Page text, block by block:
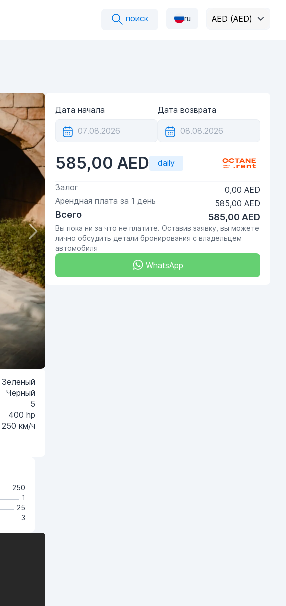
поиск ru AED (AED)
Зеленый
Черный
5
400 hp
250 км/ч
250
1
25
3
Дата начала Дата возврата
585,00 AED daily
Залог
0,00 AED
Арендная плата за 1 день 585,00 AED
Всего 585,00 AED
Вы пока ни за что не платите. Оставив заявку, вы можете
лично обсудить детали бронирования с владельцем
автомобиля
WhatsApp